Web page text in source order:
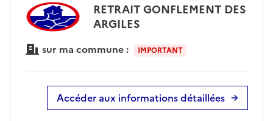
RETRAIT GONFLEMENT DES
ARGILES
sur ma commune : IMPORTANT
Accéder aux informations détaillées